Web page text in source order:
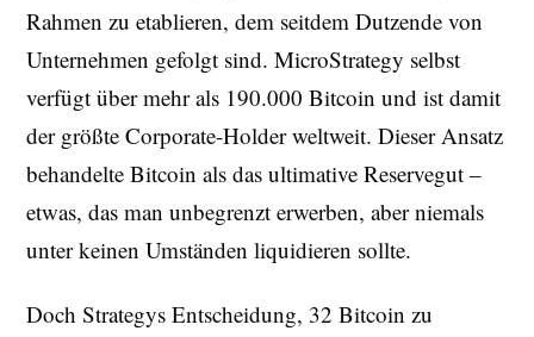
Rahmen zu etablieren, dem seitdem Dutzende von
Unternehmen gefolgt sind. MicroStrategy selbst
verfügt über mehr als 190.000 Bitcoin und ist damit
der größte Corporate-Holder weltweit. Dieser Ansatz
behandelte Bitcoin als das ultimative Reservegut –
etwas, das man unbegrenzt erwerben, aber niemals
unter keinen Umständen liquidieren sollte.
Doch Strategys Entscheidung, 32 Bitcoin zu